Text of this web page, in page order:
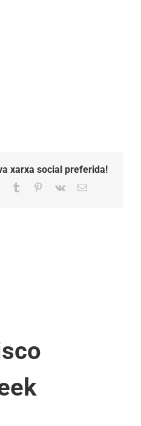
xarxa social preferida!
Tumblr Pinterest
Vk Email: